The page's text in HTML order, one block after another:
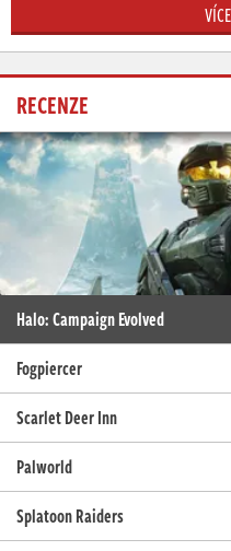
RECENZE
Halo: Campaign Evolved
Fogpiercer
Scarlet Deer Inn
Palworld
Splatoon Raiders